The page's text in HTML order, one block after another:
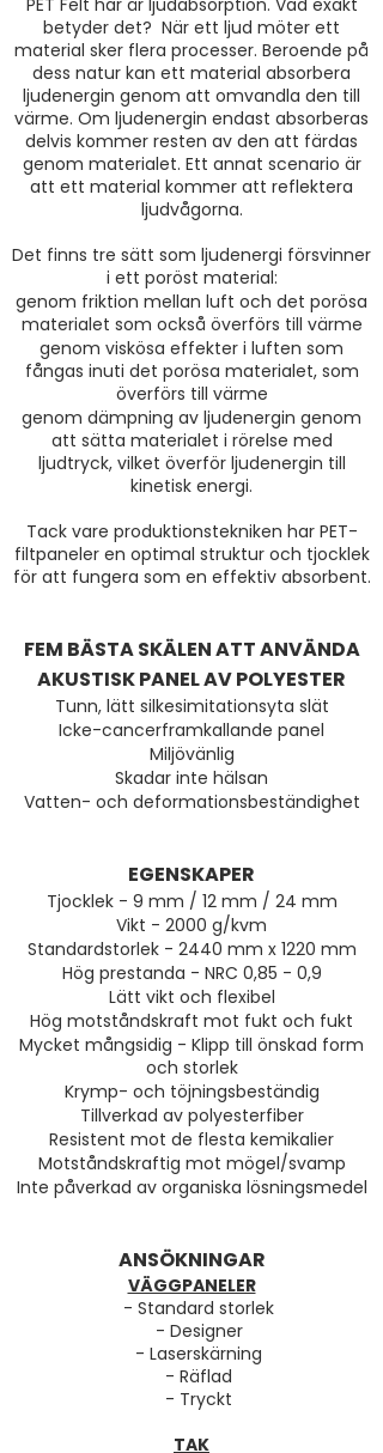
PET Felt har är ljudabsorption. Vad exakt
betyder det? När ett ljud möter ett
material sker flera processer. Beroende på
dess natur kan ett material absorbera
ljudenergin genom att omvandla den till
värme. Om ljudenergin endast absorberas
delvis kommer resten av den att färdas
genom materialet. Ett annat scenario är
att ett material kommer att reflektera
ljudvågorna.
Det finns tre sätt som ljudenergi försvinner
i ett poröst material:
genom friktion mellan luft och det porösa
materialet som också överförs till värme
genom viskösa effekter i luften som
fångas inuti det porösa materialet, som
överförs till värme
genom dämpning av ljudenergin genom
att sätta materialet i rörelse med
ljudtryck, vilket överför ljudenergin till
kinetisk energi.
Tack vare produktionstekniken har PET-
filtpaneler en optimal struktur och tjocklek
för att fungera som en effektiv absorbent.
FEM BÄSTA SKÄLEN ATT ANVÄNDA
AKUSTISK PANEL AV POLYESTER
Tunn, lätt silkesimitationsyta slät
Icke-cancerframkallande panel
Miljövänlig
Skadar inte hälsan
Vatten- och deformationsbeständighet
EGENSKAPER
Tjocklek - 9 mm / 12 mm / 24 mm
Vikt - 2000 g/kvm
Standardstorlek - 2440 mm x 1220 mm
Hög prestanda - NRC 0,85 - 0,9
Lätt vikt och flexibel
Hög motståndskraft mot fukt och fukt
Mycket mångsidig - Klipp till önskad form
och storlek
Krymp- och töjningsbeständig
Tillverkad av polyesterfiber
Resistent mot de flesta kemikalier
Motståndskraftig mot mögel/svamp
Inte påverkad av organiska lösningsmedel
ANSÖKNINGAR
VÄGGPANELER
- Standard storlek
- Designer
- Laserskärning
- Räflad
- Tryckt
TAK